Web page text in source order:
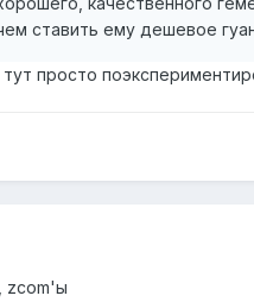
ставить ему дешевое
просто
zcom'ы